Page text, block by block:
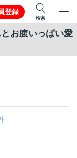
登録
検索
お腹いっぱい愛